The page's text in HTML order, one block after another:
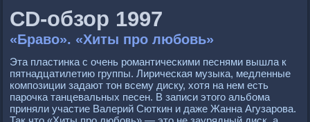
СD-обзор 1997
«Браво». «Хиты про любовь»
Эта пластинка с очень романтическими песнями вышла к
пятнадцатилетию группы. Лирическая музыка, медленные
композиции задают тон всему диску, хотя на нем есть
парочка танцевальных песен. В записи этого альбома
приняли участие Валерий Сюткин и даже Жанна Агузарова.